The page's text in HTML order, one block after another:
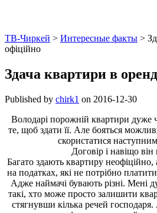
ТВ-Чиркей > Интересные факты >
офіційно
Здача квартири в
Published by chirk1 on 2016-12-30
Володарі порожній квартири дуже
те, щоб здати її. Але бояться
скористатися
Договір і навіщо він
Багато здають квартиру неофіційно,
на податках, які не потрібно
Адже наймачі бувають різні. Мені
такі, хто може просто залишити
стягнувши кілька речей